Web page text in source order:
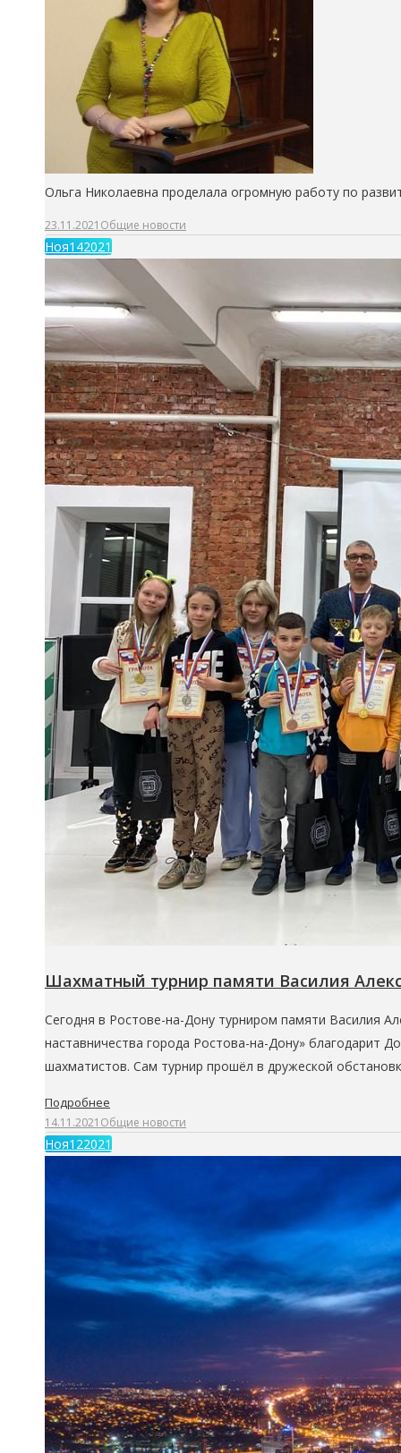
Ольга Николаевна проделала огромную работу по
23.11.2021 Общие новости
Ноя142021
Шахматный турнир памяти Василия
Сегодня в Ростове-на-Дону турниром памяти Василия
наставничества города Ростова-на-Дону» благодарит
шахматистов. Сам турнир прошёл в дружеской
Подробнее
14.11.2021 Общие новости
Ноя122021